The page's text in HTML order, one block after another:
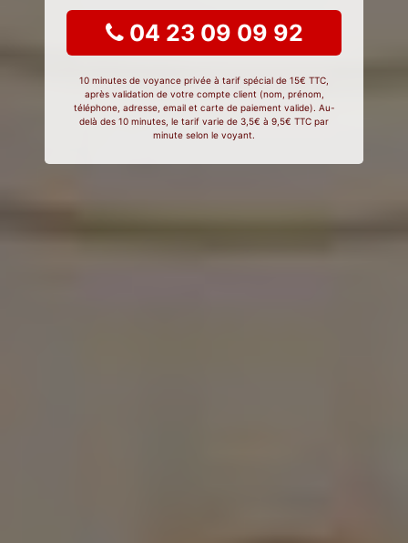
04 23 09 09 92
10 minutes de voyance privée à tarif spécial de 15€ TTC,
après validation de votre compte client (nom, prénom,
téléphone, adresse, email et carte de paiement valide). Au-
delà des 10 minutes, le tarif varie de 3,5€ à 9,5€ TTC par
minute selon le voyant.